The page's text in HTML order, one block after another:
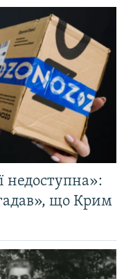
недоступна»:
що Крим